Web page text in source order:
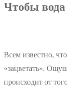
Чтобы вода
Всем известно,
«зацветать».
происходит от